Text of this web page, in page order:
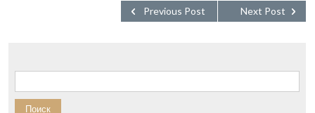
Next Post
Previous Post
Найти: